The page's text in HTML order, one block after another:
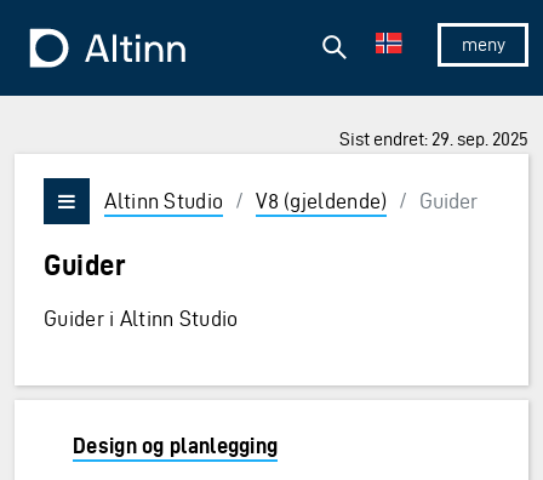
Vis/skjul
Søk
Sist endret: 29. sep. 2025
og Enter for å velge
Vis/skjul meny
Altinn Studio / V8 (gjeldende) / Guider
Guider
Guider i Altinn Studio
Design og planlegging